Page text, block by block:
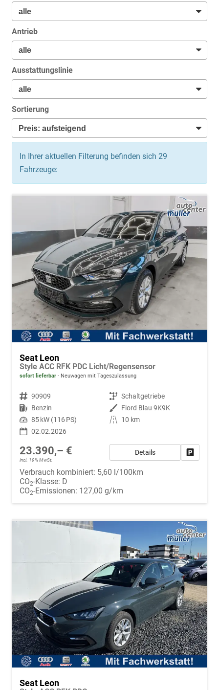
Antrieb
Ausstattungslinie
Sortierung
In Ihrer aktuellen Filterung befinden sich 29
Fahrzeuge:
Seat Leon
Style ACC RFK PDC Licht/Regensensor
sofort lieferbar Neuwagen mit Tageszulassung
Fahrzeugnr. 90909 Getriebe Schaltgetriebe
Kraftstoff Benzin Außenfarbe Fiord Blau 9K9K
Leistung 85 kW (116 PS) Kilometerstand
10 km
02.02.2026
23.390,– €
incl. 19% MwSt.
Details
Verbrauch kombiniert: 5,60 l/100km
CO2-Klasse: D
CO2-Emissionen: 127,00 g/km
Seat Leon